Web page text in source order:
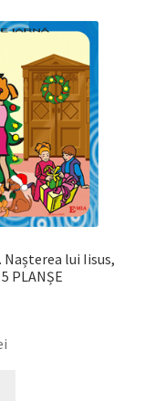
Nașterea lui Iisus,
PLANȘE